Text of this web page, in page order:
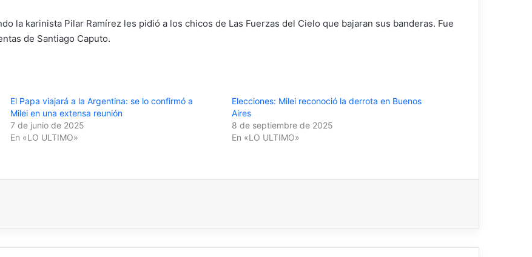
la karinista Pilar Ramírez les pidió a los chicos de Las Fuerzas del Cielo que bajaran sus banderas. Fue
de Santiago Caputo.
El Papa viajará a la Argentina: se lo confirmó a
Milei en una extensa reunión
7 de junio de 2025
En «LO ULTIMO»
Elecciones: Milei reconoció la derrota en Buenos
Aires
8 de septiembre de 2025
En «LO ULTIMO»